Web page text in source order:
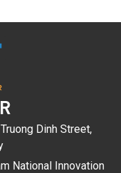
Dinh Street,
National Innovation